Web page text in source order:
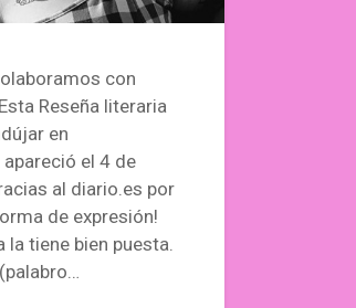
con
Reseña literaria
en
el 4 de
al diario.es por
de expresión!
la tiene bien puesta.